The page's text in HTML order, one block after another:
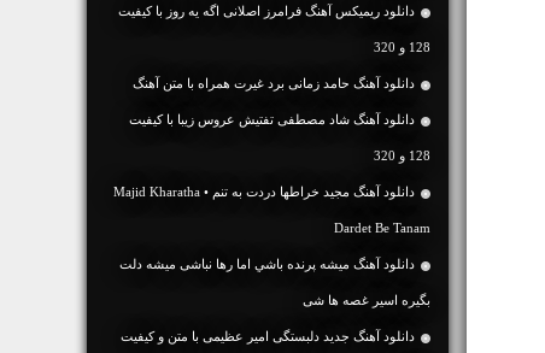
دانلود ریمیکس آهنگ فرامرز اصلانی اگه یه روز با کیفیت
128 و 320
دانلود آهنگ حامد زمانی برد غیرت همراه با متن آهنگ
دانلود آهنگ شاد مصطفی تفتیش عروس زیبا با کیفیت
128 و 320
دانلود آهنگ مجید خراطها دردت به تنم • Majid Kharatha
Dardet Be Tanam
دانلود آهنگ ميشه پرنده باشي اما رها نباشی ميشه دلت
بگيره اسير غصه ها شی
دانلود آهنگ جديد دلبستگی امیر عظیمی با متن و کیفیت